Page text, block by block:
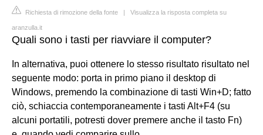
Richiesta di rimozione della fonte | Visualizza la risposta completa su
aranzulla.it
Quali sono i tasti per riavviare il computer?
In alternativa, puoi ottenere lo stesso risultato risultato nel
seguente modo: porta in primo piano il desktop di
Windows, premendo la combinazione di tasti Win+D; fatto
ciò, schiaccia contemporaneamente i tasti Alt+F4 (su
alcuni portatili, potresti dover premere anche il tasto Fn)